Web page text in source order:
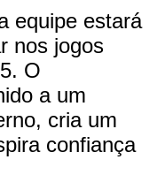
equipe estará
nos jogos
O
a um
cria um
confiança